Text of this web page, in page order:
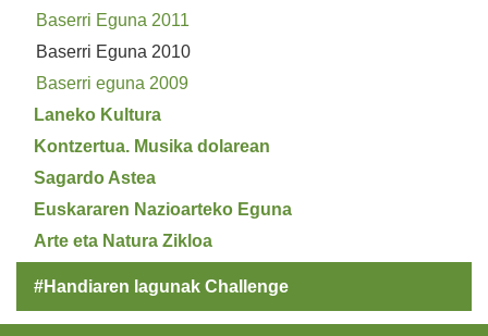
Baserri Eguna 2011
Baserri Eguna 2010
Baserri eguna 2009
Laneko Kultura
Kontzertua. Musika dolarean
Sagardo Astea
Euskararen Nazioarteko Eguna
Arte eta Natura Zikloa
#Handiaren lagunak Challenge